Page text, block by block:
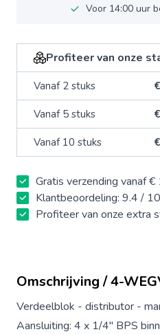
Voor 14:00 uur
Profiteer van onze
Vanaf 2 stuks
Vanaf 5 stuks
Vanaf 10 stuks
Gratis verzending vanaf €
Klantbeoordeling: 9.4 / 10
Profiteer van onze extra
Omschrijving / 4-
Verdeelblok - distributor -
Aansluiting: 4 x 1/4" BPS